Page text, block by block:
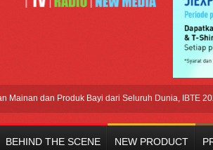
dan Produk Bayi dari Seluruh Dunia, IBTE 2026 Siap
BEHIND THE SCENE NEW PRODUCT